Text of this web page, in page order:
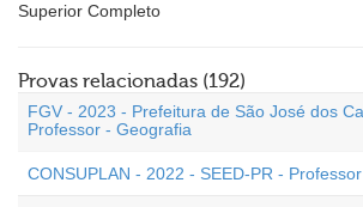
Superior Completo
Provas relacionadas (192)
FGV - 2023 - Prefeitura de São José dos
Professor - Geografia
CONSUPLAN - 2022 - SEED-PR -